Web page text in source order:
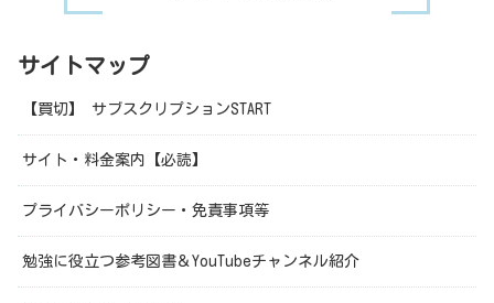
サイトマップ
【買切】 サブスクリプションSTART
サイト・料金案内【必読】
プライバシーポリシー・免責事項等
勉強に役立つ参考図書＆YouTubeチャンネル紹介